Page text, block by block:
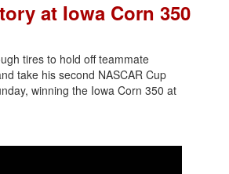
at Iowa Corn 350
tires to hold off teammate
take his second NASCAR Cup
winning the Iowa Corn 350 at